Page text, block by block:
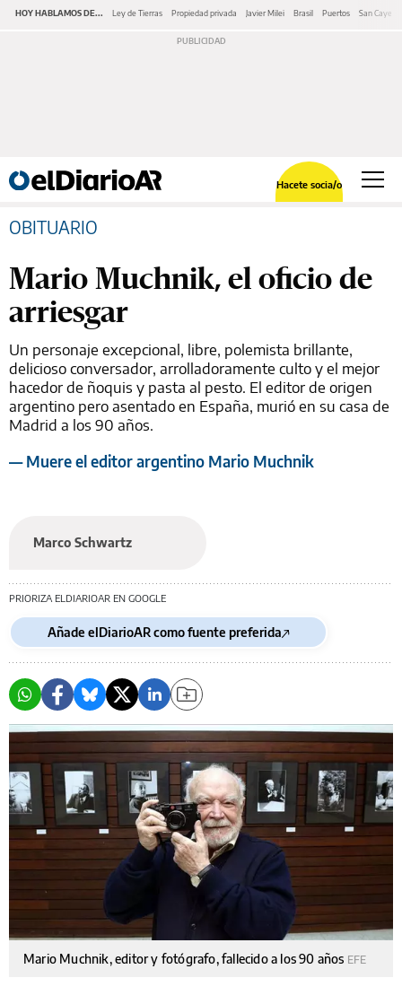
HOY HABLAMOS DE... Ley de Tierras Propiedad privada Javier Milei Brasil Puertos San
Hacete socia/o
OBITUARIO
Mario Muchnik, el oficio de
arriesgar
Un personaje excepcional, libre, polemista brillante,
delicioso conversador, arrolladoramente culto y el mejor
hacedor de ñoquis y pasta al pesto. El editor de origen
argentino pero asentado en España, murió en su casa de
Madrid a los 90 años.
— Muere el editor argentino Mario Muchnik
Marco Schwartz
PRIORIZA ELDIARIOAR EN GOOGLE
Añade elDiarioAR como fuente preferida
Mario Muchnik, editor y fotógrafo, fallecido a los 90 años EFE